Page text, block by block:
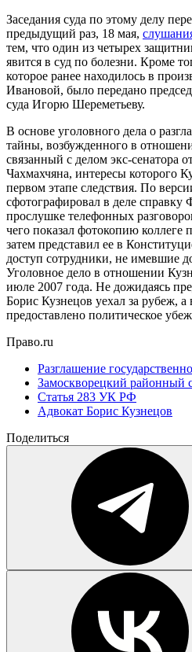
Заседания суда по этому делу
предыдущий раз, 18 мая,
тем, что один из четырех
явится в суд по болезни. Кроме
которое ранее находилось в
Ивановой, было передано
суда Игорю Шереметьеву.
В основе уголовного дела о
тайны, возбужденного в
связанный с делом экс-сенатора
Чахмахчяна, интересы которого
первом этапе следствия. По
сфотографировал в деле
прослушке телефонных
чего показал фотокопию коллеге
затем представил ее в
доступ сотрудники, не имевшие
Уголовное дело в отношении
июле 2007 года. Не дожидаясь
Борис Кузнецов уехал за рубеж,
предоставлено политическое
Право.ru
Разглашение
Замоскворецкий районный
Статья 283 УК РФ
Адвокат Борис Кузнецов
Поделиться